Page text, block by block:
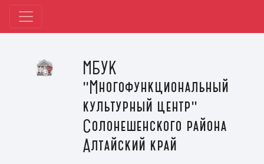
МБУК
"Многофункциональный
культурный центр"
Солонешенского района
Алтайский край